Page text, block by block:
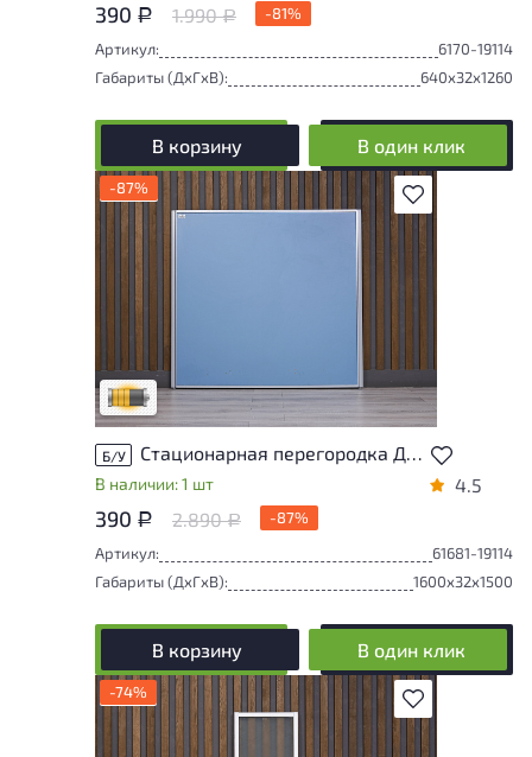
390 Р 1.990Р
-81%
Артикул:
6170-19114
Габариты (ДxГxВ):
640x32x1260
В корзину В один клик
В избранное
-87%
Удовлетворительный износ
Б/У Стационарная перегородка ДСП Голубой Россия
В наличии: 1 шт 4.5
390 Р 2.890Р
-87%
Артикул:
61681-19114
Габариты (ДxГxВ):
1600x32x1500
В корзину В один клик
В избранное
-74%